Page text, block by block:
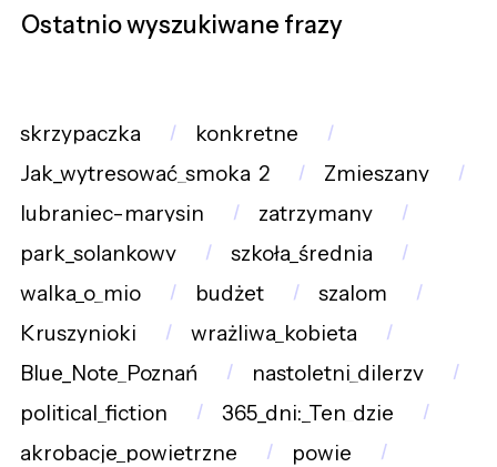
Ostatnio wyszukiwane frazy
skrzypaczka
konkretne
Jak_wytresować_smoka_2
Zmieszany
lubraniec-marysin
zatrzymany
park_solankowy
szkoła_średnia
walka_o_mio
budżet
szalom
Kruszynioki
wrażliwa_kobieta
Blue_Note_Poznań
nastoletni_dilerzy
political_fiction
365_dni:_Ten_dzie
akrobacje_powietrzne
powie